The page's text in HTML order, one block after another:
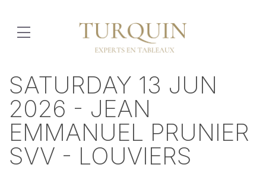
SATURDAY 13 JUN
2026 - JEAN
EMMANUEL PRUNIER
SVV - LOUVIERS